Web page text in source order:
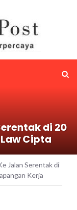
di 20
Cipta
Jalan Serentak di
Kerja